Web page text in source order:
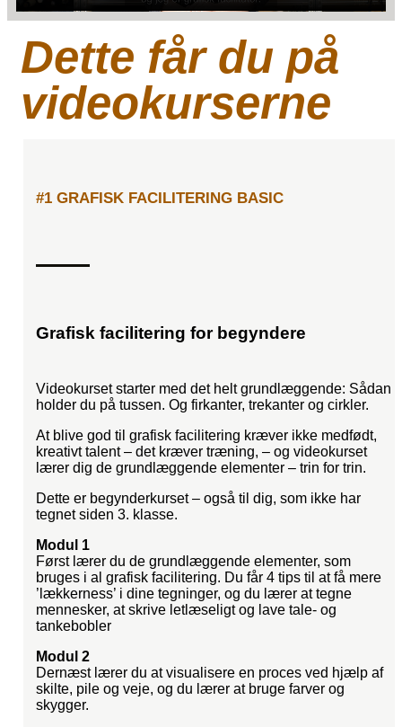
Dette får du på
videokurserne
#1 GRAFISK FACILITERING BASIC
Grafisk facilitering for begyndere
Videokurset starter med det helt grundlæggende: Sådan
holder du på tussen. Og firkanter, trekanter og cirkler.
At blive god til grafisk facilitering kræver ikke medfødt,
kreativt talent – det kræver træning, – og videokurset
lærer dig de grundlæggende elementer – trin for trin.
Dette er begynderkurset – også til dig, som ikke har
tegnet siden 3. klasse.
Modul 1
Først lærer du de grundlæggende elementer, som
bruges i al grafisk facilitering. Du får 4 tips til at få mere
’lækkerness’ i dine tegninger, og du lærer at tegne
mennesker, at skrive letlæseligt og lave tale- og
tankebobler
Modul 2
Dernæst lærer du at visualisere en proces ved hjælp af
skilte, pile og veje, og du lærer at bruge farver og
skygger.